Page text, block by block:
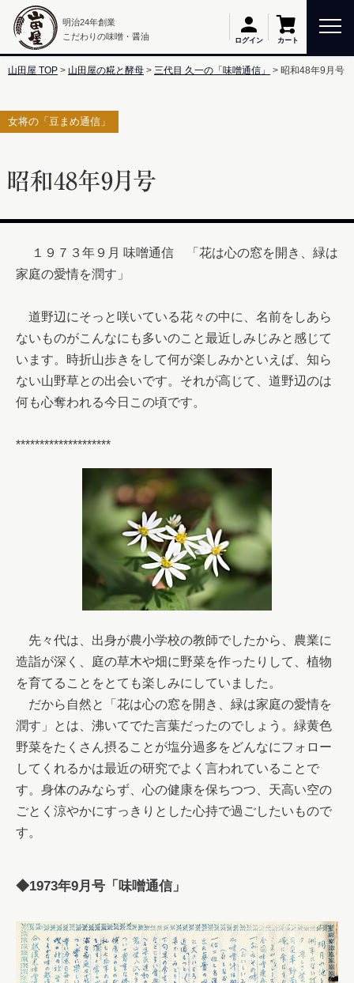
明治24年創業
こだわりの味噌・醤油
ログイン カート
山田屋 TOP 山田屋の糀と酵母 三代目 久一の「味噌通信」 昭和48年9月号
女将の「豆まめ通信」
昭和48年9月号
１９７３年９月 味噌通信　「花は心の窓を開き、緑は
家庭の愛情を潤す」
道野辺にそっと咲いている花々の中に、名前をしあら
ないものがこんなにも多いのこと最近しみじみと感じて
います。時折山歩きをして何が楽しみかといえば、知ら
ない山野草との出会いです。それが高じて、道野辺のは
何も心奪われる今日この頃です。
********************
先々代は、出身が農小学校の教師でしたから、農業に
造詣が深く、庭の草木や畑に野菜を作ったりして、植物
を育てることをとても楽しみにしていました。
だから自然と「花は心の窓を開き、緑は家庭の愛情を
潤す」とは、沸いてでた言葉だったのでしょう。緑黄色
野菜をたくさん摂ることが塩分過多をどんなにフォロー
してくれるかは最近の研究でよく言われていることで
す。身体のみならず、心の健康を保ちつつ、天高い空の
ごとく涼やかにすっきりとした心持で過ごしたいもので
す。
◆1973年9月号「味噌通信」